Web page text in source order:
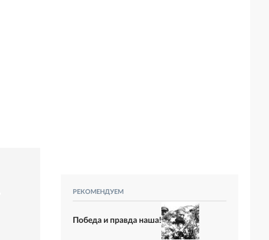
РЕКОМЕНДУЕМ
Победа и правда наша!